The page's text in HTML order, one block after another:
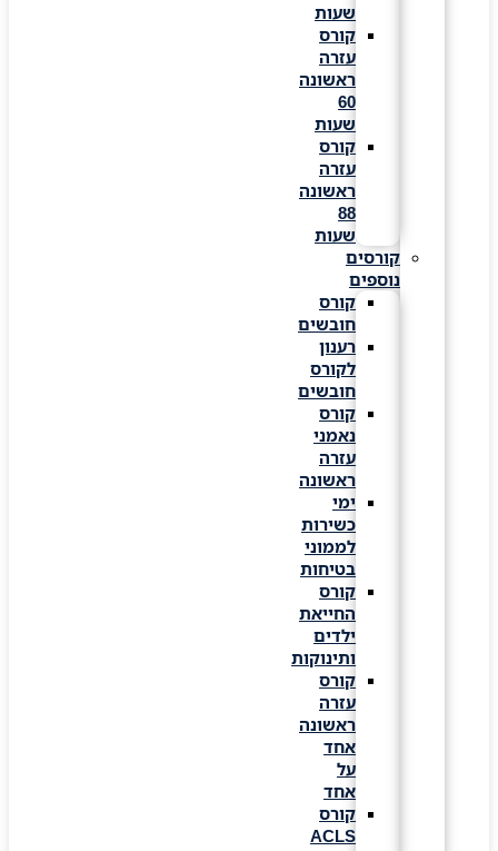
שעות
קורס
עזרה
ראשונה
שעות
קורס
עזרה
ראשונה
שעות
קורסים
נוספים
קורס
חובשים
רענון
לקורס
חובשים
קורס
נאמני
עזרה
ראשונה
ימי
כשירות
לממוני
בטיחות
קורס
החייאת
ילדים
ותינוקות
קורס
עזרה
ראשונה
קורס
ACLS